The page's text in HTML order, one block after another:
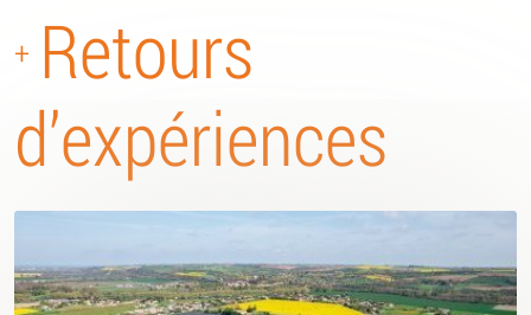
+ Retours
d’expériences